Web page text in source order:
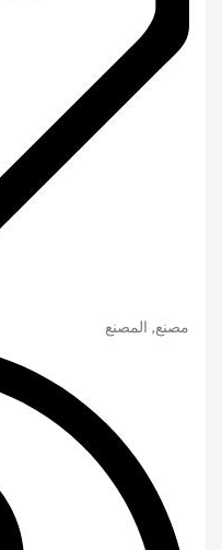
مصنع, المصنع